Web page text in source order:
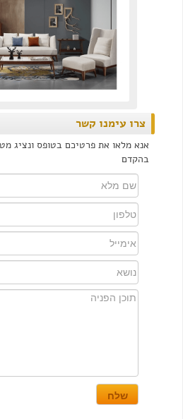
צרו עימנו קשר
אנא מלאו את פרטיכם בטופס ונציג
בהקדם